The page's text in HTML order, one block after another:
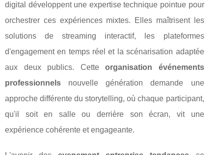
digital développent une expertise technique pointue pour
orchestrer ces expériences mixtes. Elles maîtrisent les
solutions de streaming interactif, les plateformes
d'engagement en temps réel et la scénarisation adaptée
aux deux publics. Cetteorganisation événements
professionnels nouvelle génération demande une
approche différente du storytelling, où chaque participant,
qu'il soit en salle ou derrière son écran, vit une
expérience cohérente et engageante.